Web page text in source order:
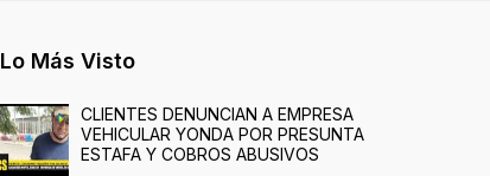
Lo Más Visto
CLIENTES DENUNCIAN A EMPRESA
VEHICULAR YONDA POR PRESUNTA
ESTAFA Y COBROS ABUSIVOS